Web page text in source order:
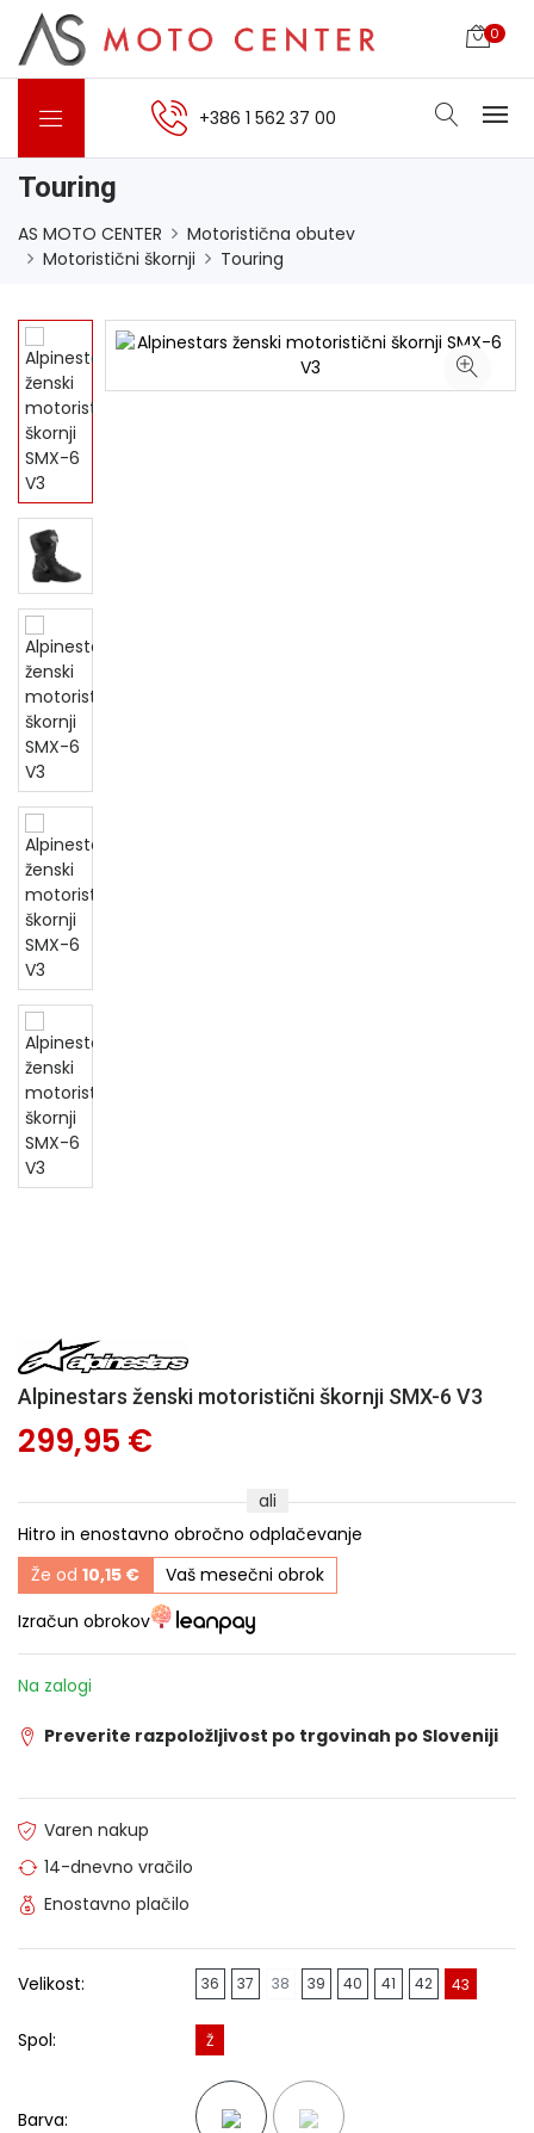
0
+386 1 562 37 00
Touring
AS MOTO CENTER
Motoristična obutev
Motoristični škornji
Touring
Alpinestars ženski motoristični škornji SMX-6 V3
299,95 €
ali
Hitro in enostavno obročno odplačevanje
Že od 10,15 €
Vaš mesečni obrok
Izračun obrokov
Na zalogi
Preverite razpoložljivost po trgovinah po Sloveniji
Varen nakup
14-dnevno vračilo
Enostavno plačilo
Velikost: 36 37 38 39 40 41 42 43
Spol: Ž
Barva: